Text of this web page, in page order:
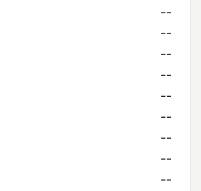
--
--
--
--
--
--
--
--
--